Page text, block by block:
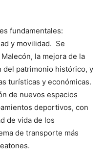
fundamentales:
y movilidad. Se
la mejora de la
del patrimonio histórico, y
turísticas y económicas.
de nuevos espacios
deportivos, con
de vida de los
de transporte más